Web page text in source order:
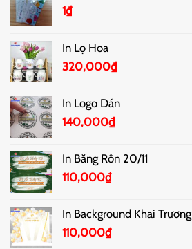
1₫
In Lọ Hoa
320,000₫
In Logo Dán
140,000₫
In Băng Rôn 20/11
110,000₫
In Background Khai Trương
110,000₫